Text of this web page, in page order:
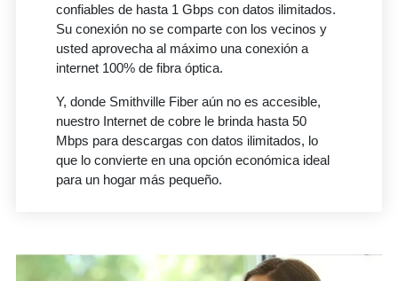
confiables de hasta 1 Gbps con datos ilimitados.
Su conexión no se comparte con los vecinos y
usted aprovecha al máximo una conexión a
internet 100% de fibra óptica.
Y, donde Smithville Fiber aún no es accesible,
nuestro Internet de cobre le brinda hasta 50
Mbps para descargas con datos ilimitados, lo
que lo convierte en una opción económica ideal
para un hogar más pequeño.